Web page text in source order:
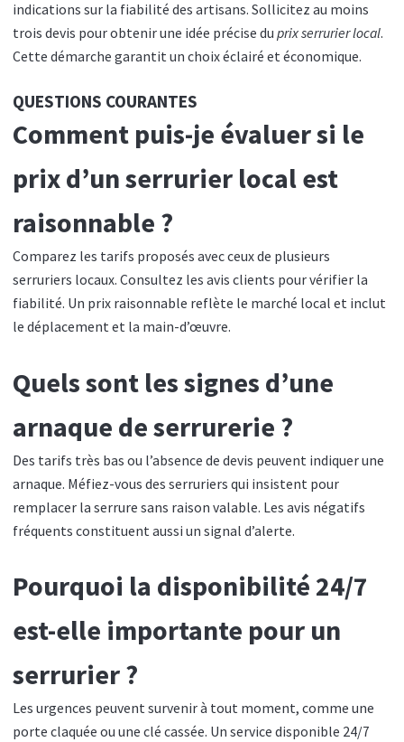
indications sur la fiabilité des artisans. Sollicitez au moins
trois devis pour obtenir une idée précise du prix serrurier local.
Cette démarche garantit un choix éclairé et économique.
QUESTIONS COURANTES
Comment puis-je évaluer si le
prix d’un serrurier local est
raisonnable ?
Comparez les tarifs proposés avec ceux de plusieurs
serruriers locaux. Consultez les avis clients pour vérifier la
fiabilité. Un prix raisonnable reflète le marché local et inclut
le déplacement et la main-d’œuvre.
Quels sont les signes d’une
arnaque de serrurerie ?
Des tarifs très bas ou l’absence de devis peuvent indiquer une
arnaque. Méfiez-vous des serruriers qui insistent pour
remplacer la serrure sans raison valable. Les avis négatifs
fréquents constituent aussi un signal d’alerte.
Pourquoi la disponibilité 24/7
est-elle importante pour un
serrurier ?
Les urgences peuvent survenir à tout moment, comme une
porte claquée ou une clé cassée. Un service disponible 24/7